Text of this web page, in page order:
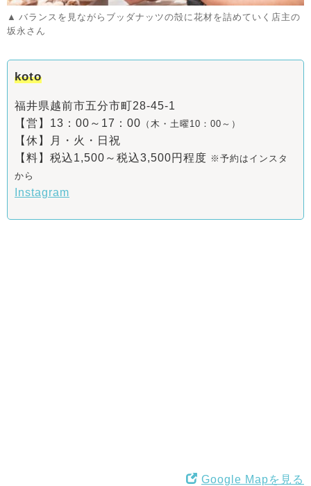
バランスを見ながらブッダナッツの殻に花材を詰めていく店主の
坂永さん
koto
福井県越前市五分市町28-45-1
【営】13：00～17：00 （木・土曜10：00～）
【休】月・火・日祝
【料】税込1,500～税込3,500円程度 ※予約はインスタ
から
Instagram
Google Mapを見る